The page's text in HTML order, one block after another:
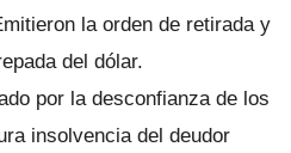
la orden de retirada y
del dólar.
por la desconfianza de los
insolvencia del deudor